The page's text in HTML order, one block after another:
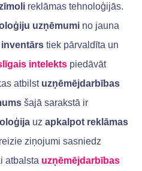
reklāmas tehnoloģijās.
uzņēmumi no jauna
tiek pārvaldīta un
intelekts piedāvāt
atbilst uzņēmējdarbības
šajā sarakstā ir
uz apkalpot reklāmas
ziņojumi sasniedz
atbalsta uzņēmējdarbības